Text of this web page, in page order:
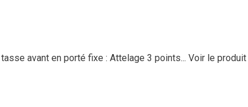
avant en porté fixe : Attelage 3 points... Voir le produit